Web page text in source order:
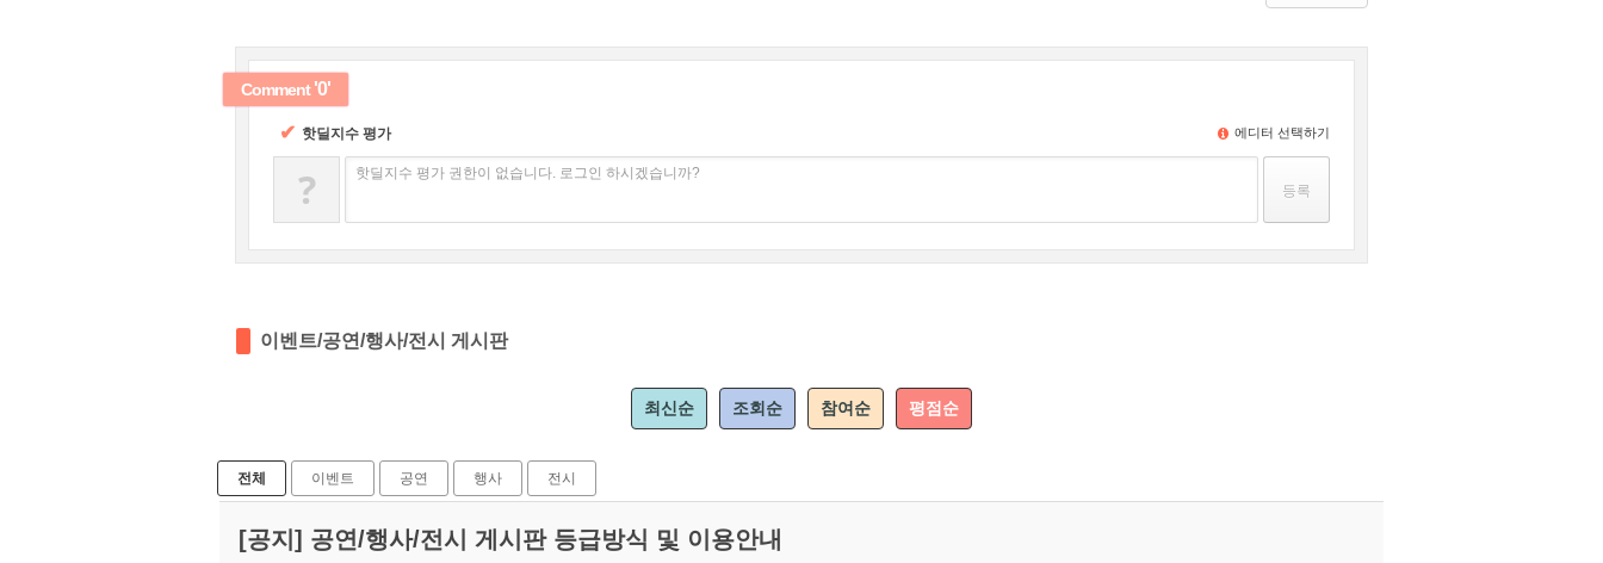
✔ 핫딜지수 평가 에디터 선택하기
? 핫딜지수 평가 권한이 없습니다. 로그인 하시겠습니까?
Comment'0'
이벤트/공연/행사/전시 게시판
최신순 조회순 참여순 평점순
전체 이벤트 공연 행사 전시
[공지] 공연/행사/전시 게시판 등급방식 및 이용안내